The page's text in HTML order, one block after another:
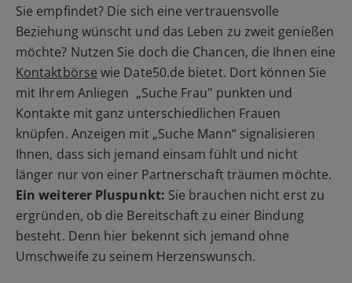
Sie empfindet? Die sich eine vertrauensvolle
Beziehung wünscht und das Leben zu zweit genießen
möchte? Nutzen Sie doch die Chancen, die Ihnen eine
Kontaktbörse wie Date50.de bietet. Dort können Sie
mit Ihrem Anliegen „Suche Frau" punkten und
Kontakte mit ganz unterschiedlichen Frauen
knüpfen. Anzeigen mit „Suche Mann“ signalisieren
Ihnen, dass sich jemand einsam fühlt und nicht
länger nur von einer Partnerschaft träumen möchte.
Ein weiterer Pluspunkt: Sie brauchen nicht erst zu
ergründen, ob die Bereitschaft zu einer Bindung
besteht. Denn hier bekennt sich jemand ohne
Umschweife zu seinem Herzenswunsch.